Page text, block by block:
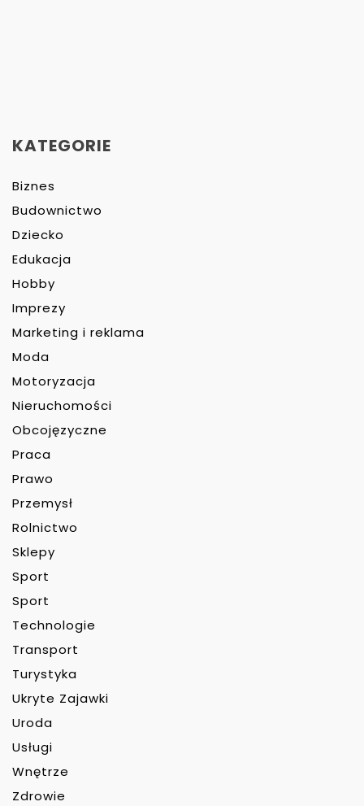
KATEGORIE
Biznes
Budownictwo
Dziecko
Edukacja
Hobby
Imprezy
Marketing i reklama
Moda
Motoryzacja
Nieruchomości
Obcojęzyczne
Praca
Prawo
Przemysł
Rolnictwo
Sklepy
Sport
Sport
Technologie
Transport
Turystyka
Ukryte Zajawki
Uroda
Usługi
Wnętrze
Zdrowie